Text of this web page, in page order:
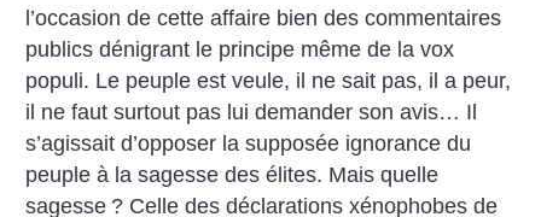
l’occasion de cette affaire bien des commentaires
publics dénigrant le principe même de la vox
populi. Le peuple est veule, il ne sait pas, il a peur,
il ne faut surtout pas lui demander son avis… Il
s’agissait d’opposer la supposée ignorance du
peuple à la sagesse des élites. Mais quelle
sagesse ? Celle des déclarations xénophobes de